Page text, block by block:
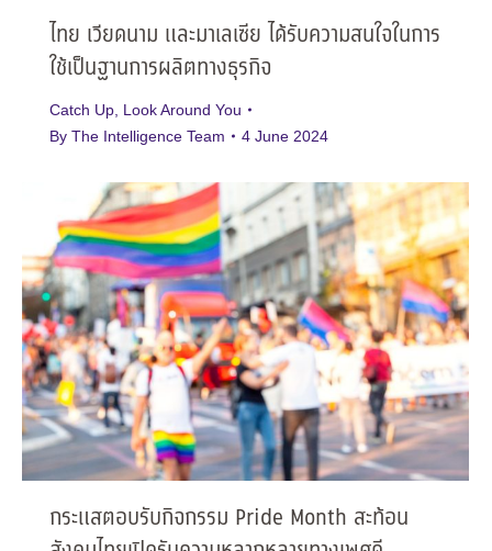
ไทย เวียดนาม และมาเลเซีย ได้รับความสนใจในการ
ใช้เป็นฐานการผลิตทางธุรกิจ
Catch Up Look Around You
By The Intelligence Team 4 June 2024
กระแสตอบรับกิจกรรม Pride Month สะท้อน